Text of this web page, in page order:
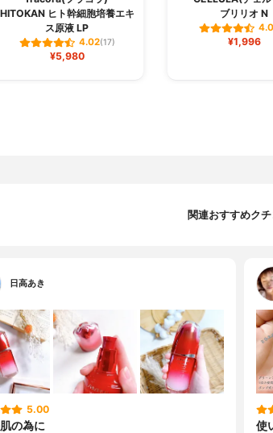
HITOKAN ヒト幹細胞培養エキ
ス原液 LP
4.02(17)
¥5,980
ブリリオ N
¥1,996
関連おすすめクチ
日高あき
5.00
の為に 使